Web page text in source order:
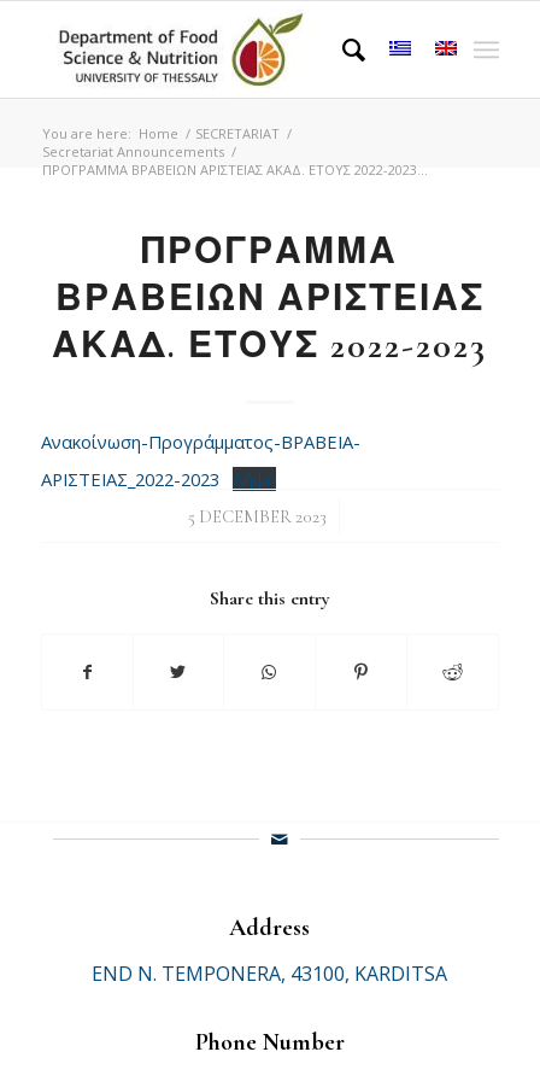
You are here: Home / SECRETARIAT /
Secretariat Announcements /
ΠΡΟΓΡΑΜΜΑ ΒΡΑΒΕΙΩΝ ΑΡΙΣΤΕΙΑΣ ΑΚΑΔ. ΕΤΟΥΣ 2022-2023...
ΠΡΟΓΡΑΜΜΑ
ΒΡΑΒΕΙΩΝ ΑΡΙΣΤΕΙΑΣ
ΑΚΑΔ. ΕΤΟΥΣ 2022-2023
Ανακοίνωση-Προγράμματος-ΒΡΑΒΕΙΑ-
ΑΡΙΣΤΕΙΑΣ_2022-2023 Λήψη
5 DECEMBER 2023
/
Share this entry
Address
END N. TEMPONERA, 43100, KARDITSA
Phone Number